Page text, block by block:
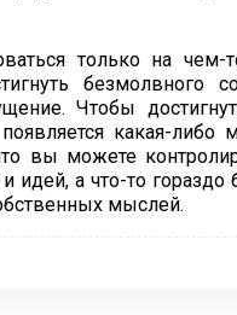
только на
безмолвного
Чтобы
какая-
вы можете
идей, а что-то
мыслей.